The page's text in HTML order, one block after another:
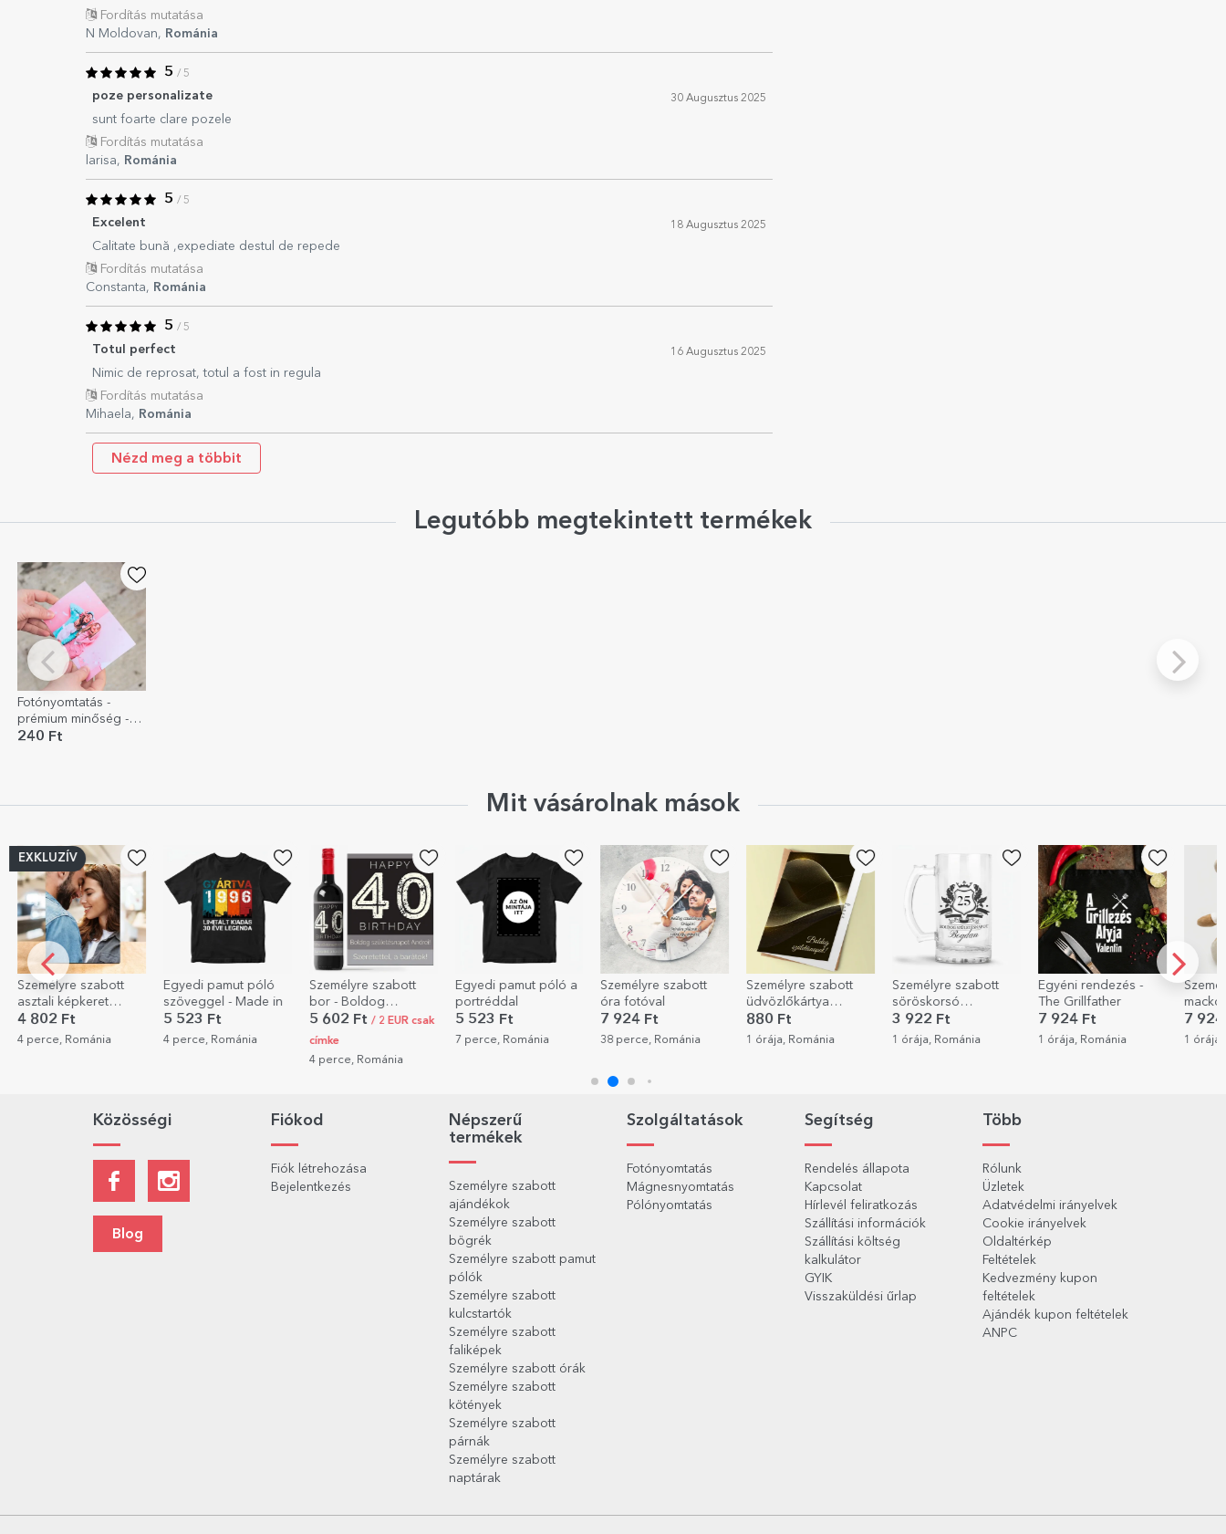
Fordítás mutatása
N Moldovan, Románia
5 / 5
poze personalizate 30 Augusztus 2025
sunt foarte clare pozele
Fordítás mutatása
larisa, Románia
5 / 5
Excelent 18 Augusztus 2025
Calitate bună ,expediate destul de repede
Fordítás mutatása
Constanta, Románia
5 / 5
Totul perfect 16 Augusztus 2025
Nimic de reprosat, totul a fost in regula
Fordítás mutatása
Mihaela, Románia
Nézd meg a többit
Legutóbb megtekintett termékek
Fotónyomtatás -
prémium minőség -
10x15 cm-es
240 Ft
Mit vásárolnak mások
Egyedi pamut póló
szöveggel - Made in
5 523 Ft
4 perce, Románia
Személyre szabott
bor - Boldog
születésnapot!
5 602 Ft
címke
Egyedi pamut póló a
portréddal
5 523 Ft
7 perce, Románia
Személyre szabott
óra fotóval
7 924 Ft
38 perce, Románia
Személyre szabott
üdvözlőkártya
szöveggel - Boldog
születésnapot!
880 Ft
1 órája, Románia
Személyre szabott
söröskorsó
szöveggel - Royalty
3 922 Ft
1 órája, Románia
Egyéni rendezés -
The Grillfather
7 924 Ft
1 órája, Románia
Személyre szabott
mackó két fotóval és
szöveggel
7 924 Ft
1 órája, Románia
névvel
Sun
3
1 órája,
Közösségi
Blog
Fiókod
Fiók létrehozása
Bejelentkezés
Népszerű
termékek
Személyre szabott
ajándékok
Személyre szabott
bögrék
Személyre szabott pamut
pólók
Személyre szabott
kulcstartók
Személyre szabott
faliképek
Személyre szabott órák
Személyre szabott
kötények
Személyre szabott
párnák
Személyre szabott
naptárak
Szolgáltatások
Fotónyomtatás
Mágnesnyomtatás
Pólónyomtatás
Segítség
Rendelés állapota
Kapcsolat
Hírlevél feliratkozás
Szállítási információk
Szállítási költség
kalkulátor
GYIK
Visszaküldési űrlap
Több
Rólunk
Üzletek
Adatvédelmi irányelvek
Cookie irányelvek
Oldaltérkép
Feltételek
Kedvezmény kupon
feltételek
Ajándék kupon feltételek
ANPC